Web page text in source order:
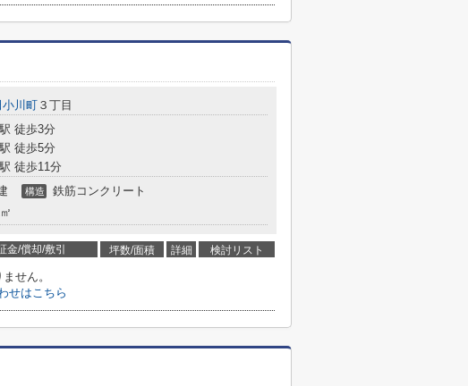
小川町 ３丁目
徒歩3分
徒歩5分
徒歩11分
構造 鉄筋コンクリート
金/償却/敷引 坪数/面積 詳細 検討リスト
せん。
せはこちら